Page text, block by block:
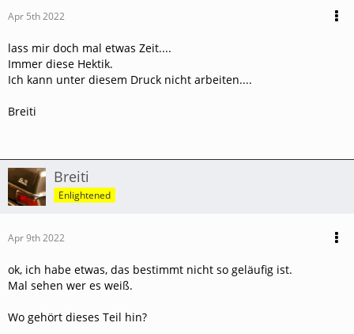
Apr 5th 2022
lass mir doch mal etwas Zeit....
Immer diese Hektik.
Ich kann unter diesem Druck nicht arbeiten....
Breiti
Breiti
Enlightened
Apr 9th 2022
ok, ich habe etwas, das bestimmt nicht so geläufig ist.
Mal sehen wer es weiß.
Wo gehört dieses Teil hin?